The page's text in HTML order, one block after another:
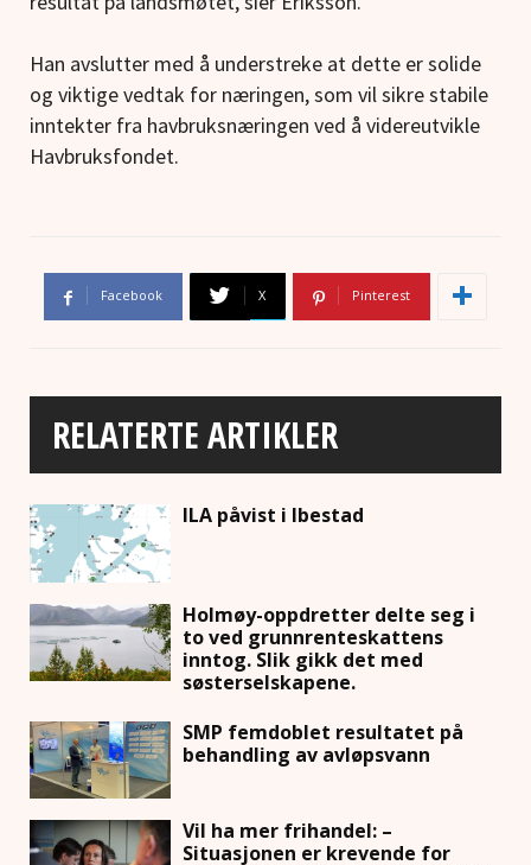
Han avslutter med å understreke at dette er solide
og viktige vedtak for næringen, som vil sikre stabile
inntekter fra havbruksnæringen ved å videreutvikle
Havbruksfondet.
Facebook X Pinterest
RELATERTE ARTIKLER
ILA påvist i Ibestad
Holmøy-oppdretter delte seg i
to ved grunnrenteskattens
inntog. Slik gikk det med
søsterselskapene.
SMP femdoblet resultatet på
behandling av avløpsvann
Vil ha mer frihandel: –
Situasjonen er krevende for